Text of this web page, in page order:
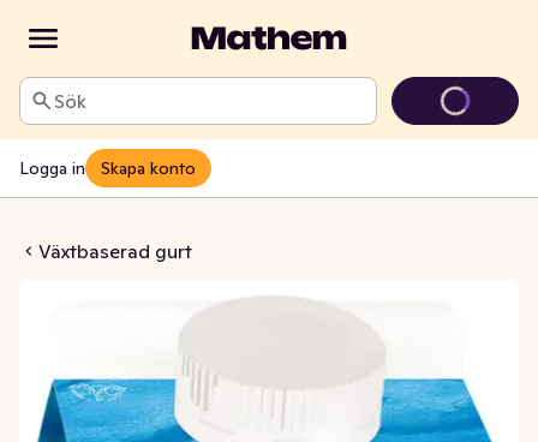
Sök
Logga in Skapa konto
Växtbaserad gurt
Naturell 2,3%